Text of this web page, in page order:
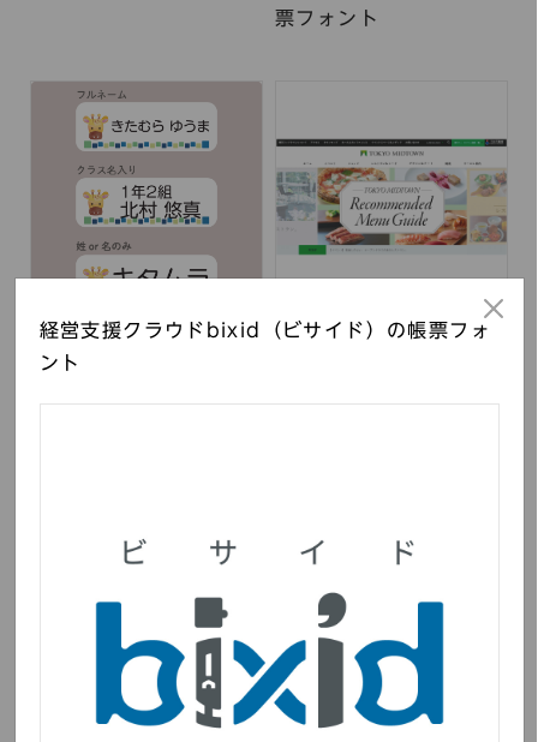
票フォント
ぺたねーむEXPRESS お
名前シール
東京ミッドタウン オ
ユナイテッドアローズ
コーポレートサイト・
izu Letters（伊豆観光
情報サイト）
経営支援クラウドbixid（ビサイド）の帳票フォ
ント